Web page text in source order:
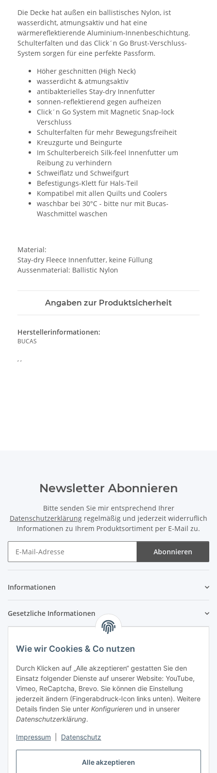
Alle akzeptieren
Wie wir Cookies & Co nutzen
Durch Klicken auf „Alle akzeptieren“ gestatten Sie den
Einsatz folgender Dienste auf unserer Website: YouTube,
Vimeo, ReCaptcha, Brevo. Sie können die Einstellung
jederzeit ändern (Fingerabdruck-Icon links unten). Weitere
Details finden Sie unter Konfigurieren und in unserer
Datenschutzerklärung.
Impressum Datenschutz
Die Decke hat außen ein ballistisches Nylon, ist
wasserdicht, atmungsaktiv und hat eine
wärmereflektierende Aluminium-Innenbeschichtung.
Schulterfalten und das Click´n Go Brust-Verschluss-
System sorgen für eine perfekte Passform.
Höher geschnitten (High Neck)
wasserdicht & atmungsaktiv
antibakterielles Stay-dry Innenfutter
sonnen-reflektierend gegen aufheizen
Click´n Go System mit Magnetic Snap-lock
Verschluss
Schulterfalten für mehr Bewegungsfreiheit
Kreuzgurte und Beingurte
Im Schulterbereich Silk-feel Innenfutter um
Reibung zu verhindern
Schweiflatz und Schweifgurt
Befestigungs-Klett für Hals-Teil
Kompatibel mit allen Quilts und Coolers
waschbar bei 30°C - bitte nur mit Bucas-
Waschmittel waschen
Material:
Stay-dry Fleece Innenfutter, keine Füllung
Aussenmaterial: Ballistic Nylon
Angaben zur Produktsicherheit
Herstellerinformationen:
BUCAS
, ,
Newsletter Abonnieren
Bitte senden Sie mir entsprechend Ihrer
Datenschutzerklärung regelmäßig und jederzeit widerruflich
Informationen zu Ihrem Produktsortiment per E-Mail zu.
Abonnieren
Informationen
Gesetzliche Informationen
Vertrag widerrufen